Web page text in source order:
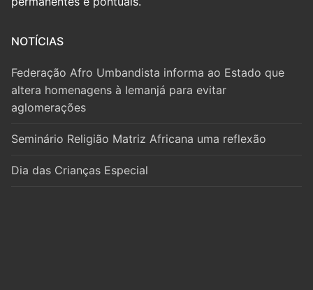
NOTÍCIAS
Federação Afro Umbandista informa ao Estado que
altera homenagens à Iemanjá para evitar
aglomerações
Seminário Religião Matriz Africana uma reflexão
Dia das Crianças Especial